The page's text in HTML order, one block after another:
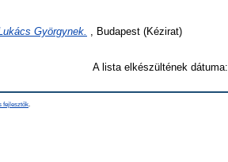
Györgynek. , Budapest (Kézirat)
A lista elkészültének dátuma:
fejlesztők